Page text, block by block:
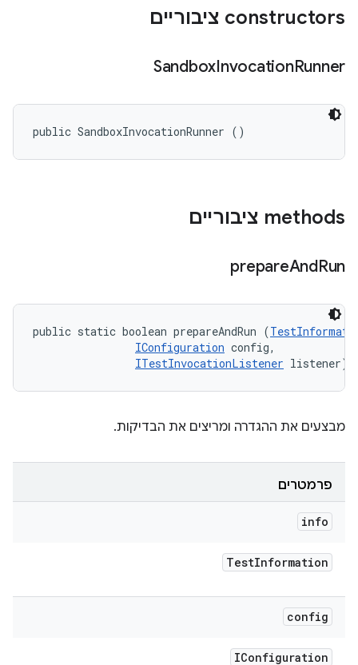
‫constructors ציבוריים
SandboxInvocationRunner
public SandboxInvocationRunner ()
‫methods ציבוריים
prepareAndRun
public static boolean prepareAndRun (
IConfiguration config,
ITestInvocationListener listener)
מבצעים את ההגדרה ומריצים את הבדיקות.
פרמטרים
info
TestInformation
config
IConfiguration